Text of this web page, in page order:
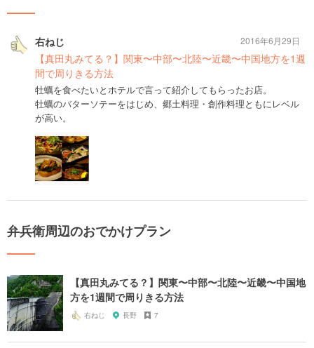
右ねじ
【真田丸みてる？】関東〜中部〜北陸〜近畿〜中国地方を1週
間で周りきる方法
牡蠣を食べたいとホテルで言って紹介してもらったお店。
牡蠣のバターソテーをはじめ、郷土料理・創作料理ともにレベル
が高い。
2016年6月29日
弁兵衛周辺のおでかけプラン
【真田丸みてる？】関東〜中部〜北陸〜近畿〜中国地
方を1週間で周りきる方法
右ねじ 長野 7